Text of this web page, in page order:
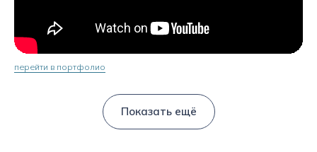
перейти в портфолио
Показать ещё